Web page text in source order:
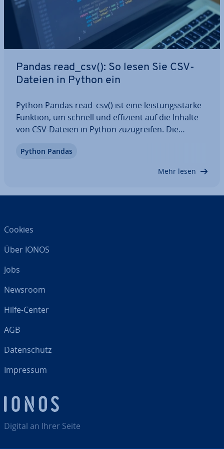
Pandas read_csv(): So lesen Sie CSV-
Dateien in Python ein
Python Pandas read_csv() ist eine leis­tungs­star­ke
Funktion, um schnell und effizient auf die Inhalte
von CSV-Dateien in Python zu­zu­grei­fen. Die
Parameter, um den La­de­pro­zess nach Ihren Be­
Python Pandas
Mehr lesen
Digital an Ihrer Seite
Cookies
Über IONOS
Jobs
Newsroom
Hilfe-Center
AGB
Da­ten­schutz
Impressum